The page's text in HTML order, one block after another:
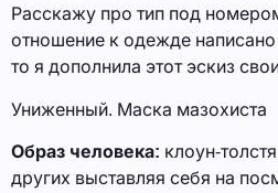
Расскажу про тип под
отношение к одежде написано
то я дополнила этот эскиз
Униженный. Маска мазохиста
Образ человека: клоун-
других выставляя себя на